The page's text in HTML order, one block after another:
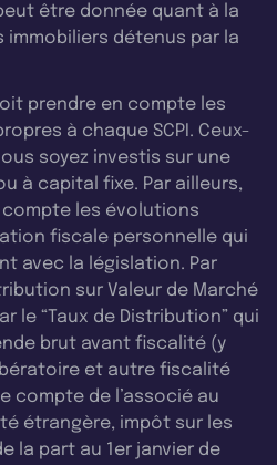
être donnée quant à la
détenus par la
prendre en compte les
à chaque SCPI. Ceux-
soyez investis sur une
à capital fixe. Par ailleurs,
les évolutions
fiscale personnelle qui
avec la législation. Par
sur Valeur de Marché
le “Taux de Distribution” qui
brut avant fiscalité (y
et autre fiscalité
compte de l’associé au
étrangère, impôt sur les
la part au 1er janvier de